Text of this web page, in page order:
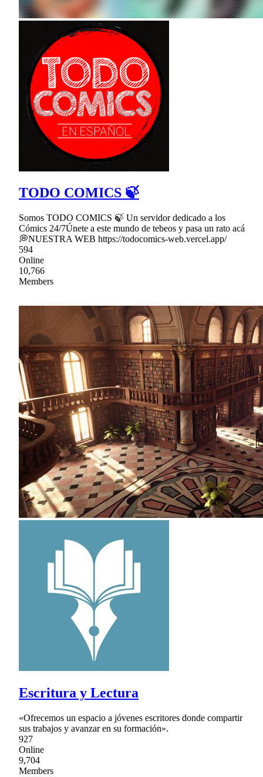
TODO COMICS 🍃
Somos TODO COMICS 🍃 Un servidor dedicado a los
Cómics 24/7Únete a este mundo de tebeos y pasa un rato acá
💭NUESTRA WEB https://todocomics-web.vercel.app/
594
Online
10,766
Members
Escritura y Lectura
«Ofrecemos un espacio a jóvenes escritores donde compartir
sus trabajos y avanzar en su formación».
927
Online
9,704
Members